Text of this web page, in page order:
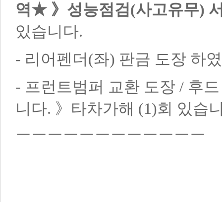
역★ 》성능점검(사고유무)
있습니다.
- 리어펜더(좌) 판금 도장 하
- 프런트범퍼 교환 도장 / 후
니다. 》타차가해 (1)회 있습
ㅡㅡㅡㅡㅡㅡㅡㅡㅡㅡㅡㅡ